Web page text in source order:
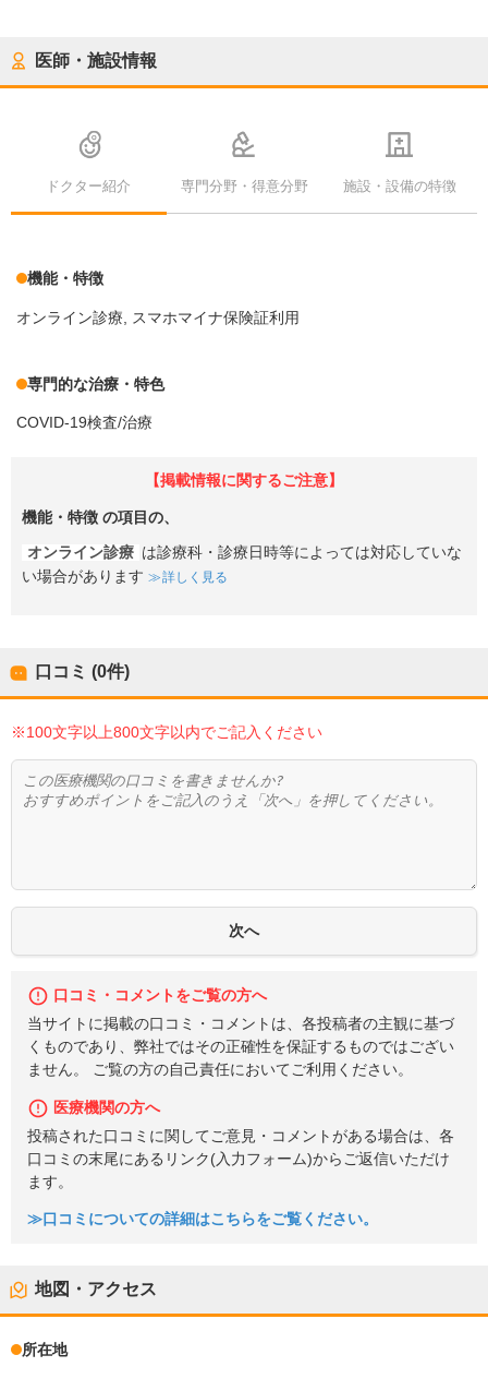
医師・施設情報
ドクター紹介 専門分野・得意分野 施設・設備の特徴
機能・特徴
オンライン診療 スマホマイナ保険証利用
専門的な治療・特色
COVID-19検査/治療
【掲載情報に関するご注意】
機能・特徴 の項目の、
オンライン診療 は診療科・診療日時等によっては対応していな
い場合があります
詳しく見る
口コミ (0件)
※100文字以上800文字以内でご記入ください
口コミ・コメントをご覧の方へ
当サイトに掲載の口コミ・コメントは、各投稿者の主観に基づ
くものであり、弊社ではその正確性を保証するものではござい
ません。 ご覧の方の自己責任においてご利用ください。
医療機関の方へ
投稿された口コミに関してご意見・コメントがある場合は、各
口コミの末尾にあるリンク(入力フォーム)からご返信いただけ
ます。
≫口コミについての詳細はこちらをご覧ください。
地図・アクセス
所在地